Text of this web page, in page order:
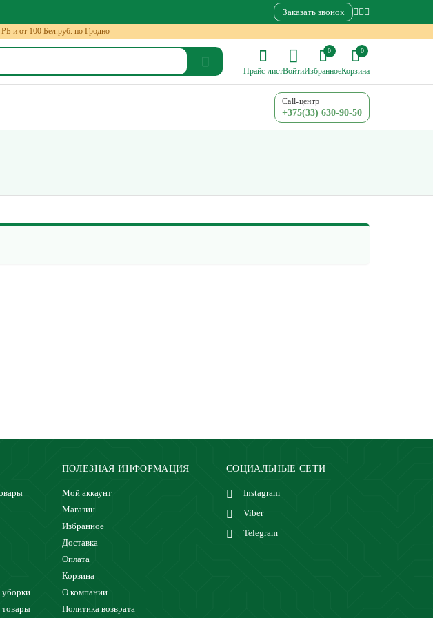
Заказать звонок
и от 100 Бел.руб. по Гродно
Прайс-листВойти
0
Избранное
0
Корзина
Call-центр
+375(33) 630-90-50
уборки
товары
ПОЛЕЗНАЯ ИНФОРМАЦИЯ
Мой аккаунт
Магазин
Избранное
Доставка
Оплата
Корзина
О компании
Политика возврата
СОЦИАЛЬНЫЕ СЕТИ
Instagram
Viber
Telegram